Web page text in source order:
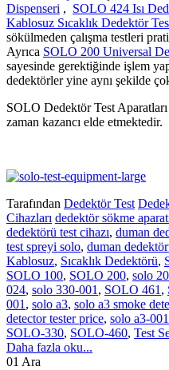
Dispenseri , SOLO 424 Isı
Kablosuz Sıcaklık Dedektör
sökülmeden çalışma testleri
Ayrıca SOLO 200 Universal
sayesinde gerektiğinde işlem
dedektörler yine aynı şekilde
SOLO Dedektör Test
zaman kazancı elde etmektedir.
Tarafından Dedektör Test
Cihazları dedektör sökme
dedektörü test cihazı, duman
test spreyi solo, duman
Kablosuz, Sıcaklık Dedektörü,
SOLO 100, SOLO 200, solo
024, solo 330-001 , SOLO 461 ,
001 , solo a3, solo a3 smoke
detector tester price, solo a3-001
SOLO-330, SOLO-460, Test
Daha fazla oku...
01 Ara